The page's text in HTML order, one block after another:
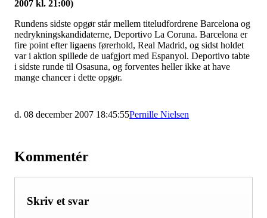
2007 kl. 21:00)
Rundens sidste opgør står mellem titeludfordrene Barcelona og
nedrykningskandidaterne, Deportivo La Coruna. Barcelona er
fire point efter ligaens førerhold, Real Madrid, og sidst holdet
var i aktion spillede de uafgjort med Espanyol. Deportivo tabte
i sidste runde til Osasuna, og forventes heller ikke at have
mange chancer i dette opgør.
d. 08 december 2007 18:45:55Pernille Nielsen
Kommentér
Skriv et svar